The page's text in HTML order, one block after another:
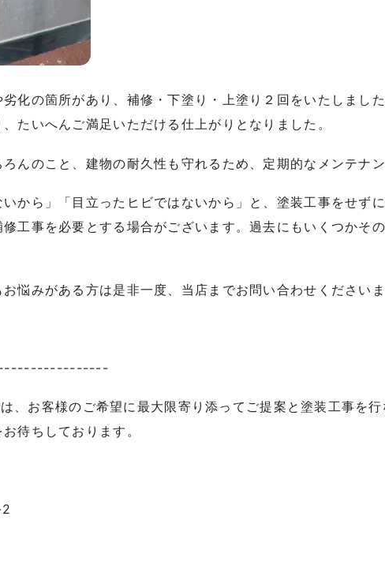
化の箇所があり、補修・下塗り・上塗り２回をいたしまし
たいへんご満足いただける仕上がりとなりました。
んのこと、建物の耐久性も守れるため、定期的なメンテナ
いから」「目立ったヒビではないから」と、塗装工事をせず
工事を必要とする場合がございます。過去にもいくつかそ
悩みがある方は是非一度、当店までお問い合わせくださいま
、お客様のご希望に最大限寄り添ってご提案と塗装工事を
待ちしております。